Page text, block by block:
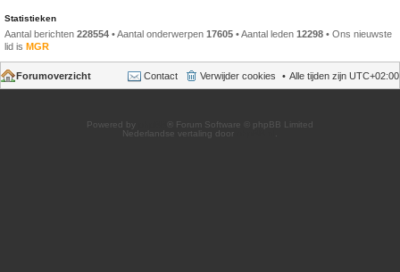
Statistieken
Aantal berichten 228554 • Aantal onderwerpen 17605 • Aantal leden 12298 • Ons nieuwste
lid is MGR
Forumoverzicht Alle tijden zijn UTC+02:00
Verwijder cookies
Contact
Powered by
® Forum Software © phpBB Limited
Nederlandse vertaling door